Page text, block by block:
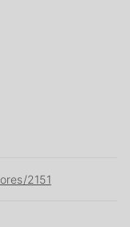
2151